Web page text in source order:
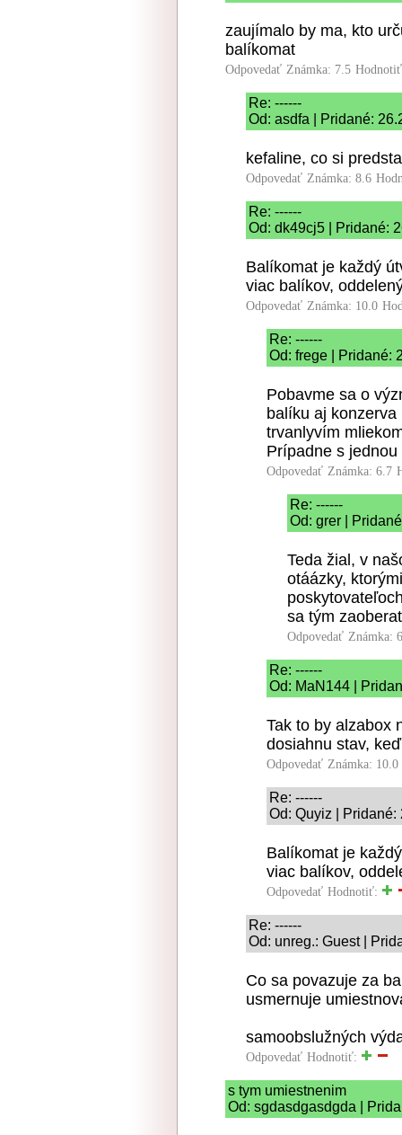
zaujímalo by ma, kto
balíkomat
Odpovedať Známka: 7.5
Re: ------
Od: asdfa | Pridané:
kefaline, co si
Odpovedať Známka: 8.6
Re: ------
Od: dk49cj5 | Pridané:
Balíkomat je každý
viac balíkov,
Odpovedať Známka: 10.0
Re: ------
Od: frege | Pridané:
Pobavme sa o
balíku aj
trvanlyvím
Prípadne s
Odpovedať Známka: 6.7
Re: ------
Od: grer |
Teda žial, v
otáázky,
sa tým
Odpovedať Známka:
Re: ------
Od: MaN144 |
Tak to by alzabox
dosiahnu stav,
Odpovedať Známka: 10.0
Re: ------
Od: Quyiz | Pridané:
Balíkomat je
viac balíkov,
Odpovedať Hodnotiť:
Re: ------
Od: unreg.: Guest |
Co sa povazuje za
usmernuje
samoobslužných
Odpovedať Hodnotiť:
s tym umiestnenim
Od: sgdasdgasdgda |